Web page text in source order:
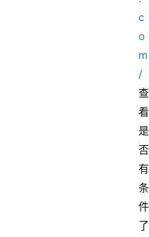
c
o
m
/
查
看
是
否
有
条
件
了